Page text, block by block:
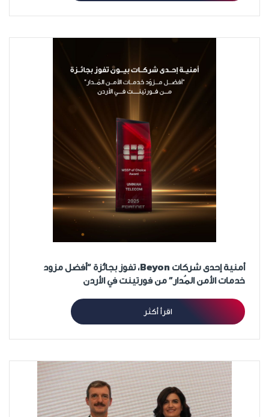
أمنية إحدى شركات Beyon، تفوز بجائزة “أفضل مزود
خدمات الأمن المُدار” من فورتينت في الأردن
اقرأ أكثر